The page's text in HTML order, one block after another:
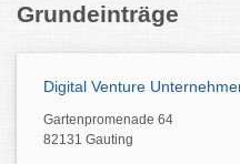
Grundeinträge
Digital Venture
Gartenpromenade 64
82131 Gauting